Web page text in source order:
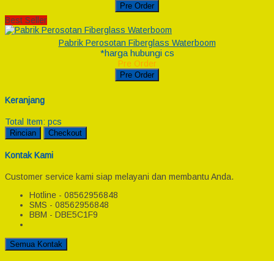
Pre Order
Best Seller
Pabrik Perosotan Fiberglass Waterboom
*harga hubungi cs
Pre Order
Pre Order
Keranjang
Total Item: pcs
Rincian Checkout
Kontak Kami
Customer service kami siap melayani dan membantu Anda.
Hotline - 08562956848
SMS - 08562956848
BBM - DBE5C1F9
Semua Kontak